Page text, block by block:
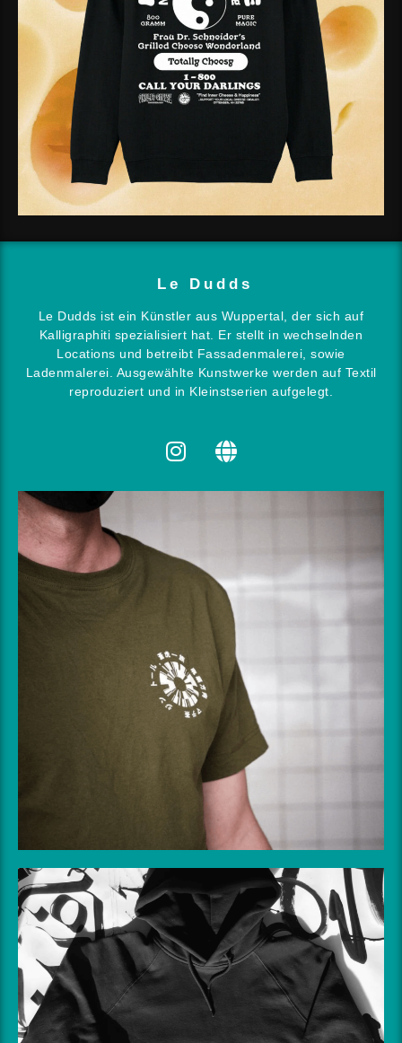
Le Dudds
Le Dudds ist ein Künstler aus Wuppertal, der sich auf
Kalligraphiti spezialisiert hat. Er stellt in wechselnden
Locations und betreibt Fassadenmalerei, sowie
Ladenmalerei. Ausgewählte Kunstwerke werden auf Textil
reproduziert und in Kleinstserien aufgelegt.